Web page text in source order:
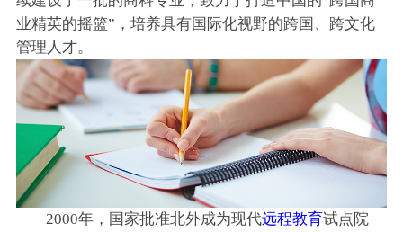
业精英的摇篮”，培养具有国际化视野的跨国、跨文化
管理人才。
2000年，国家批准北外成为现代远程教育试点院